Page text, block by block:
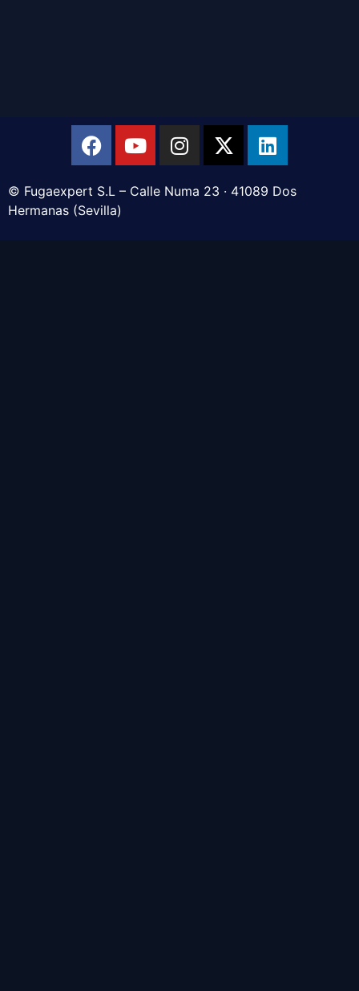
© Fugaexpert S.L – Calle Numa 23 · 41089 Dos
Hermanas (Sevilla)